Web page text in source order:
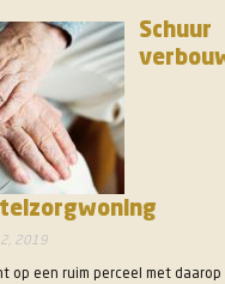
Schuur
2019
op een ruim perceel met daarop